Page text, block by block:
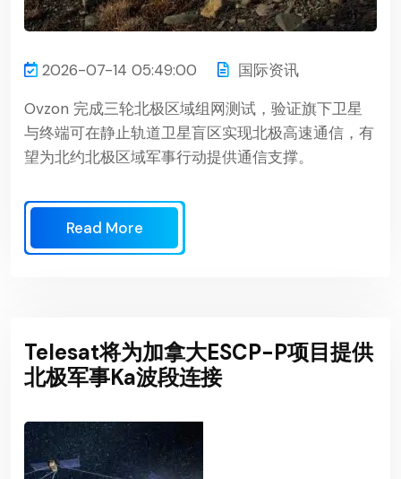
2026-07-14 05:49:00
国际资讯
Ovzon 完成三轮北极区域组网测试，验证旗下卫星
与终端可在静止轨道卫星盲区实现北极高速通信，有
望为北约北极区域军事行动提供通信支撑。
Read More
Telesat将为加拿大ESCP-P项目提供
北极军事Ka波段连接